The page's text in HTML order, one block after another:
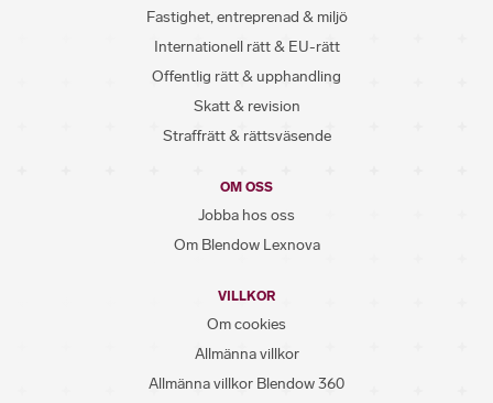
Fastighet, entreprenad & miljö
Internationell rätt & EU-rätt
Offentlig rätt & upphandling
Skatt & revision
Straffrätt & rättsväsende
OM OSS
Jobba hos oss
Om Blendow Lexnova
VILLKOR
Om cookies
Allmänna villkor
Allmänna villkor Blendow 360